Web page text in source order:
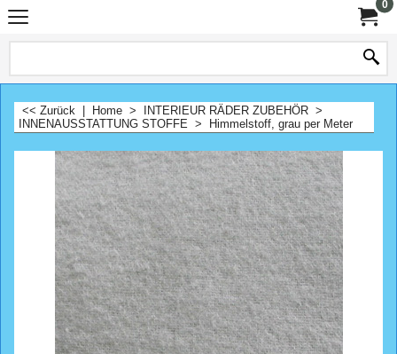
0
<< Zurück Home > INTERIEUR RÄDER ZUBEHÖR >
INNENAUSSTATTUNG STOFFE > Himmelstoff, grau per Meter